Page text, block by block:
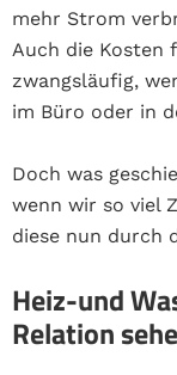
mehr Strom
Auch die Kosten
zwangsläufig,
im Büro oder in
Doch was
wenn wir so viel
diese nun durch
Heiz-und
Relation